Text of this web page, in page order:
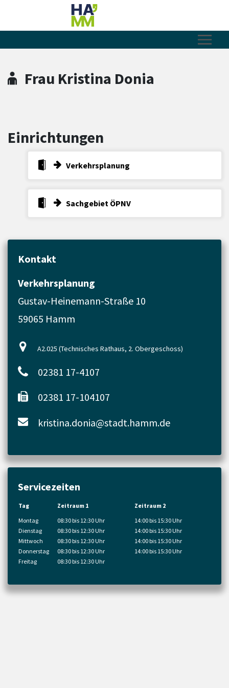
Zum Header
Zum Hauptinhalt
Zum Footer
Zum Hauptinhalt springen
Frau Kristina Donia
Einrichtungen
Verkehrsplanung
Sachgebiet ÖPNV
Kontakt
Verkehrsplanung
Gustav-Heinemann-Straße 10
59065 Hamm
A2.025 (Technisches Rathaus, 2. Obergeschoss)
02381 17-4107
02381 17-104107
kristina.donia@stadt.hamm.de
Servicezeiten
Tag Zeitraum 1
Zeitraum 2
Montag
08:30 bis 12:30 Uhr
14:00 bis 15:30 Uhr
Dienstag
08:30 bis 12:30 Uhr
14:00 bis 15:30 Uhr
Mittwoch
08:30 bis 12:30 Uhr
14:00 bis 15:30 Uhr
Donnerstag
08:30 bis 12:30 Uhr
14:00 bis 15:30 Uhr
Freitag
08:30 bis 12:30 Uhr